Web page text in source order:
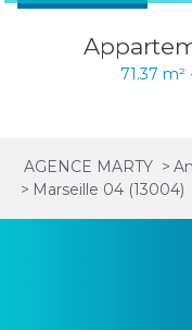
71.37
AGENCE MARTY >
> Marseille 04 (13004)